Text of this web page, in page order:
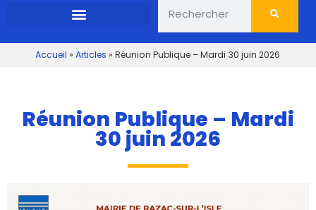
Accueil » Articles » Réunion Publique – Mardi 30 juin 2026
Réunion Publique – Mardi
30 juin 2026